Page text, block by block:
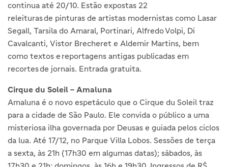
continua até 20/10. Estão expostas 22
releituras de pinturas de artistas modernistas como Lasar
Segall, Tarsila do Amaral, Portinari, Alfredo Volpi, Di
Cavalcanti, Vistor Brecheret e Aldemir Martins, bem
como textos e reportagens antigas publicadas em
recortes de jornais. Entrada gratuita.
Cirque du Soleil – Amaluna
Amaluna é o novo espetáculo que o Cirque du Soleil traz
para a cidade de São Paulo. Ele convida o público a uma
misteriosa ilha governada por Deusas e guiada pelos ciclos
da lua. Até 17/12, no Parque Villa Lobos. Sessões de terça
a sexta, às 21h (17h30 em algumas datas); sábados, às